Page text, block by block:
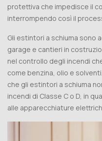
protettiva che impedisce il
interrompendo così il
Gli estintori a schiuma sono
garage e cantieri in
nel controllo degli incendi
come benzina, olio e
che gli estintori a schiuma
incendi di Classe C o D, in
alle apparecchiature